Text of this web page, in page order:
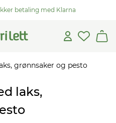
betaling med Klarna
grønnsaker og pesto
laks,